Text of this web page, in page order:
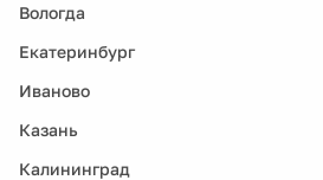
Вологда
Екатеринбург
Иваново
Казань
Калининград